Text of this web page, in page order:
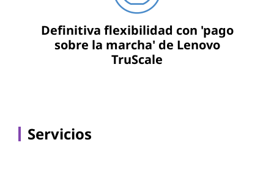
Definitiva flexibilidad con 'pago
sobre la marcha' de Lenovo
TruScale
Servicios